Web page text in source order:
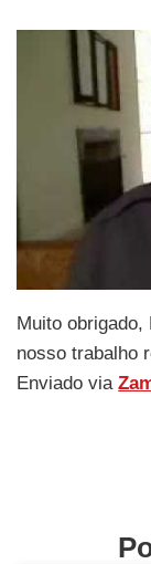
Muito
nosso trabalho
Enviado via